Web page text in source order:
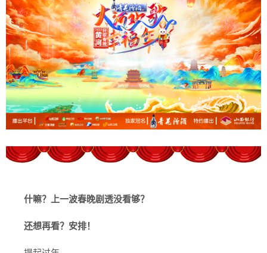
什嘛？上一波春晚剧透没看够？
还想再看？安排！